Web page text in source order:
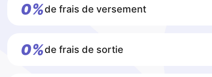
0%de frais de versement
0%de frais de sortie